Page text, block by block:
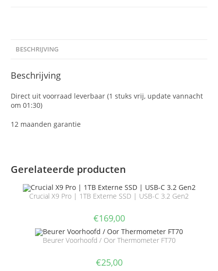
BESCHRIJVING
Beschrijving
Direct uit voorraad leverbaar (1 stuks vrij, update vannacht
om 01:30)
12 maanden garantie
Gerelateerde producten
Crucial X9 Pro | 1TB Externe SSD | USB-C 3.2 Gen2
€169,00
Beurer Voorhoofd / Oor Thermometer FT70
€25,00